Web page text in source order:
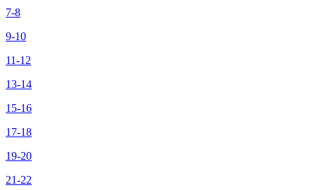
7-8
9-10
11-12
13-14
15-16
17-18
19-20
21-22